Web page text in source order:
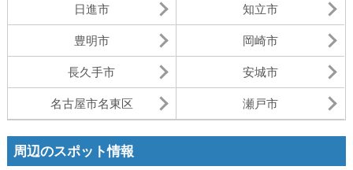
日進市 知立市
豊明市 岡崎市
長久手市 安城市
名古屋市名東区 瀬戸市
周辺のスポット情報